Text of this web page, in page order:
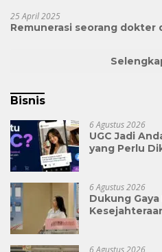
25 April 2025
Remunerasi seorang dokter
Bisnis
6 Agustus 2026
UGC Jadi
yang Perlu
6 Agustus 2026
Dukung